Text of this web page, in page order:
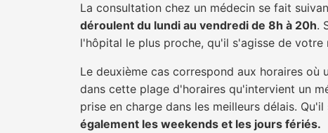
La consultation chez un médecin se fait
déroulent du lundi au vendredi de 8h à 20h.
l'hôpital le plus proche, qu'il s'agisse de votre
Le deuxième cas correspond aux horaires où
dans cette plage d'horaires qu'intervient un
prise en charge dans les meilleurs délais.
également les weekends et les jours fériés.